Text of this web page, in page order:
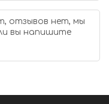
отзывов нет, мы
вы напишите